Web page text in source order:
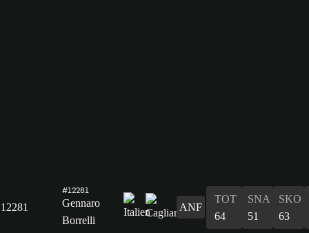
12281
#12281
Gennaro
Borrelli
ANF
TOT
64
SNA
51
SKO
63